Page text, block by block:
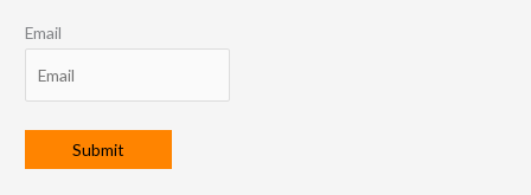
Email